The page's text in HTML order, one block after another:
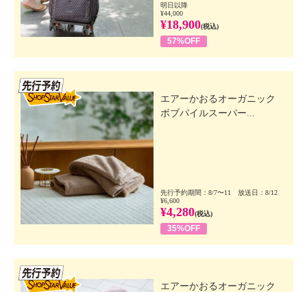
明日以降
¥44,000
¥18,900(税込)
57%OFF
エアーかおるオーガニック
ボブパイルスーパー...
先行予約期間：8/7〜11 放送日：8/12
¥6,600
¥4,280(税込)
35%OFF
エアーかおるオーガニック